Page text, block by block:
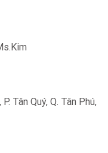
Tân Quý, Q. Tân Phú,